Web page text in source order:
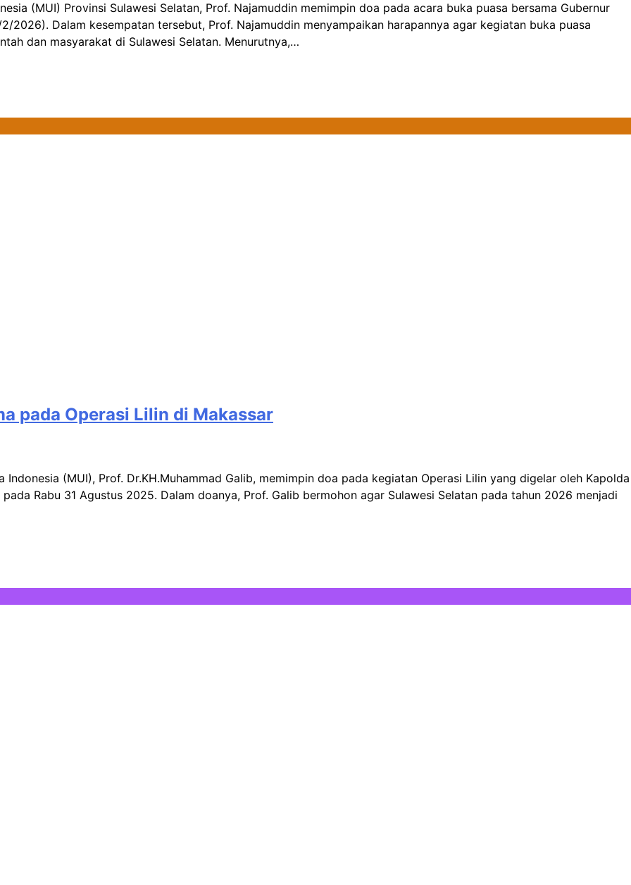
(MUI) Provinsi Sulawesi Selatan, Prof. Najamuddin memimpin doa pada acara buka puasa bersama Gubernur
2026). Dalam kesempatan tersebut, Prof. Najamuddin menyampaikan harapannya agar kegiatan buka puasa
dan masyarakat di Sulawesi Selatan. Menurutnya,…
pada Operasi Lilin di Makassar
Indonesia (MUI), Prof. Dr.KH.Muhammad Galib, memimpin doa pada kegiatan Operasi Lilin yang digelar oleh Kapolda
Rabu 31 Agustus 2025. Dalam doanya, Prof. Galib bermohon agar Sulawesi Selatan pada tahun 2026 menjadi